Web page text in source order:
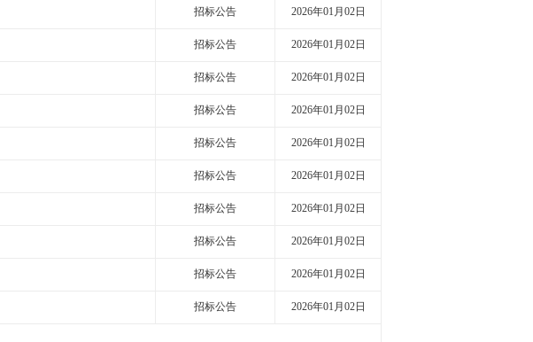
招标公告 2026年01月02日
招标公告 2026年01月02日
招标公告 2026年01月02日
招标公告 2026年01月02日
招标公告 2026年01月02日
招标公告 2026年01月02日
招标公告 2026年01月02日
招标公告 2026年01月02日
招标公告 2026年01月02日
招标公告 2026年01月02日